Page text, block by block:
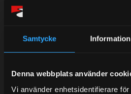
Samtycke Information
Denna webbplats använder
Vi använder enhetsidentifierare
det helt stängt.
Mån-Tors: 10:30-15:00
Lunchstängt 12:00-13:00